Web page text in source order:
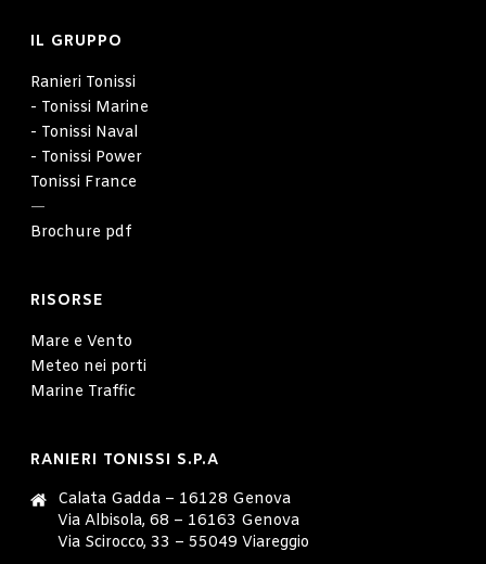
IL GRUPPO
Ranieri Tonissi
- Tonissi Marine
- Tonissi Naval
- Tonissi Power
Tonissi France
—
Brochure pdf
RISORSE
Mare e Vento
Meteo nei porti
Marine Traffic
RANIERI TONISSI S.P.A
Calata Gadda – 16128 Genova
Via Albisola, 68 – 16163 Genova
Via Scirocco, 33 – 55049 Viareggio